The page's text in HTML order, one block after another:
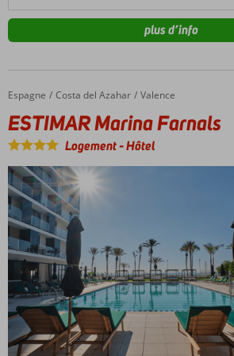
plus d’info
Accueil
Espagne Costa del Azahar Valence
ESTIMAR Marina Farnals
ESTIMAR Marina Farnals
Logement-Hôtel